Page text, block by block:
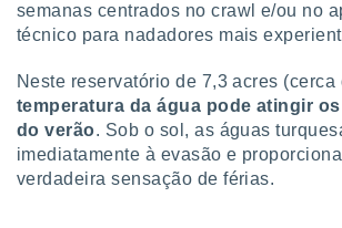
Pode
de
ao
através
semanas centrados no crawl e/ou no
técnico para nadadores mais
Neste reservatório de 7,3 acres
temperatura da água pode atingir os
do verão. Sob o sol, as águas
imediatamente à evasão e
verdadeira sensação de férias.